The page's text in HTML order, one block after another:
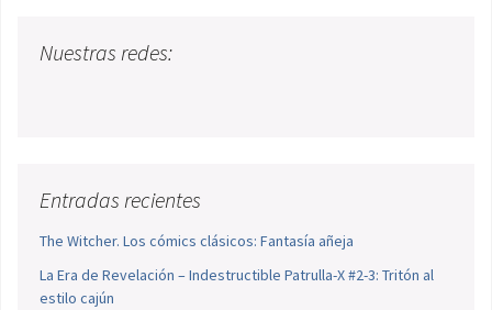
Nuestras redes:
Entradas recientes
The Witcher. Los cómics clásicos: Fantasía añeja
La Era de Revelación – Indestructible Patrulla-X #2-3: Tritón al
estilo cajún